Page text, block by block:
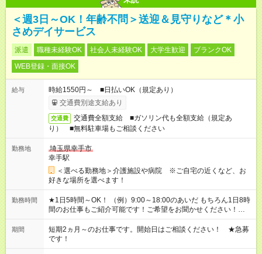
＜週3日～OK！年齢不問＞送迎＆見守りなど＊小
さめデイサービス
派遣 職種未経験OK 社会人未経験OK 大学生歓迎
ブランクOK
WEB登録・面接OK
給与
時給1550円～ ■日払いOK（規定あり）
交通費別途支給あり
交通費
交通費全額支給 ■ガソリン代も全額支給（規定あ
り） ■無料駐車場もご相談ください
勤務地
埼玉県幸手市
幸手駅
＜選べる勤務地＞介護施設や病院 ※ご自宅の近くなど、お
好きな場所を選べます！
勤務時間
★1日5時間～OK！ （例）9:00～18:00のあいだ もちろん1日8時
間のお仕事もご紹介可能です！ご希望をお聞かせください！★家
庭の都合でお休みが必要な場合も遠慮なくご相談ください。 ※
週最低15時間以上の勤務が必要です
期間
短期2ヵ月～のお仕事です。開始日はご相談ください！ ★急募
です！